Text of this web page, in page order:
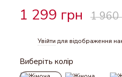
1 299 грн 1 960
Увійти для відображення
Виберіть колір